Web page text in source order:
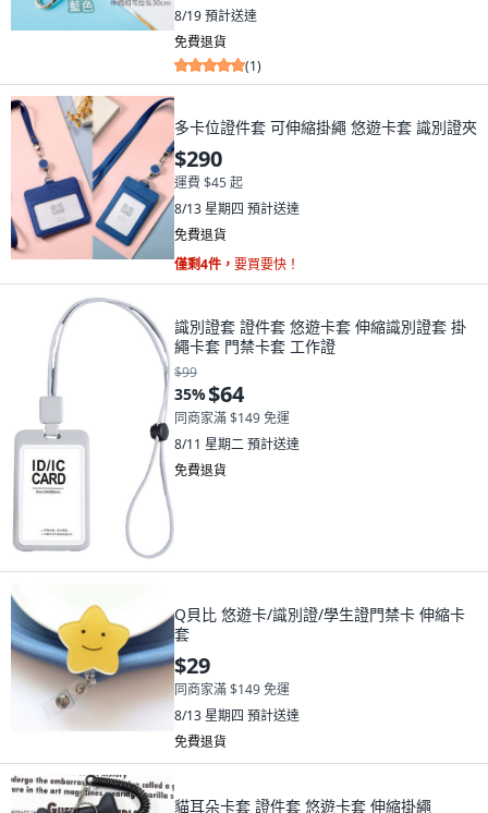
8/19預計送達
免費退貨
(1)
多卡位證件套 可伸縮掛繩 悠遊卡套 識別證夾
$290
運費 $45 起
8/13 星期四 預計送達
免費退貨
僅剩4件， 要買要快！
識別證套 證件套 悠遊卡套 伸縮識別證套 掛
繩卡套 門禁卡套 工作證
$99
35%$64
同商家滿 $149 免運
8/11 星期二預計送達
免費退貨
Q貝比 悠遊卡/識別證/學生證門禁卡 伸縮卡
套
$29
同商家滿 $149 免運
8/13 星期四 預計送達
免費退貨
貓耳朵卡套 證件套 悠遊卡套 伸縮掛繩